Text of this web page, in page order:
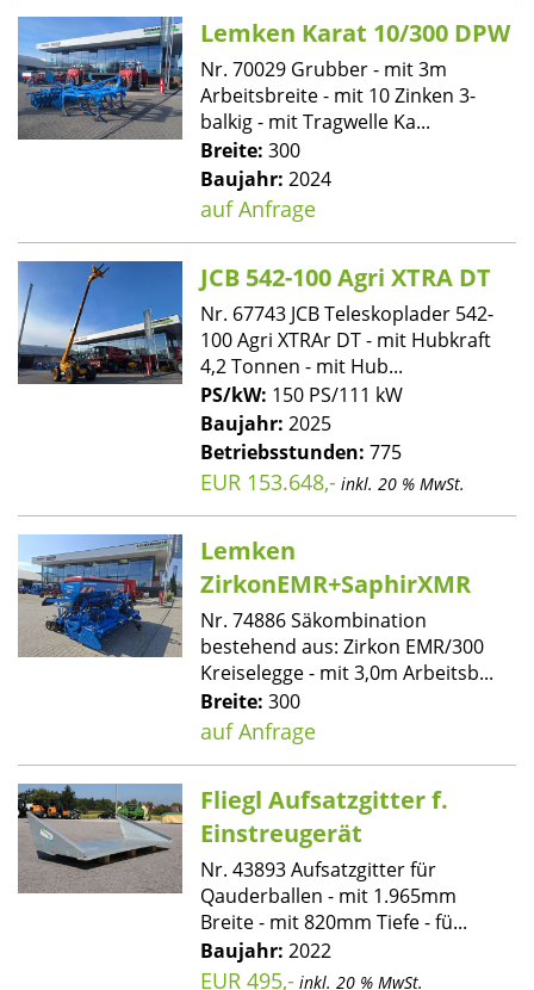
Lemken Karat 10/300 DPW
Nr. 70029 Grubber - mit 3m
Arbeitsbreite - mit 10 Zinken 3-
balkig - mit Tragwelle Ka...
Breite: 300
Baujahr: 2024
auf Anfrage
JCB 542-100 Agri XTRA DT
Nr. 67743 JCB Teleskoplader 542-
100 Agri XTRAr DT - mit Hubkraft
4,2 Tonnen - mit Hub...
PS/kW: 150 PS/111 kW
Baujahr: 2025
Betriebsstunden: 775
EUR 153.648,- inkl. 20 % MwSt.
Lemken
ZirkonEMR+SaphirXMR
Nr. 74886 Säkombination
bestehend aus: Zirkon EMR/300
Kreiselegge - mit 3,0m Arbeitsb...
Breite: 300
auf Anfrage
Fliegl Aufsatzgitter f.
Einstreugerät
Nr. 43893 Aufsatzgitter für
Qauderballen - mit 1.965mm
Breite - mit 820mm Tiefe - fü...
Baujahr: 2022
EUR 495,- inkl. 20 % MwSt.